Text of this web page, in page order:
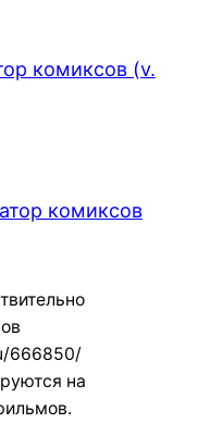
комиксов (v.
комиксов
666850/
на